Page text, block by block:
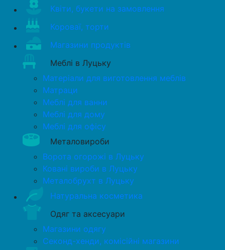
Квіти, букети на замовлення
Короваї, торти
Магазини продуктів
Меблі в Луцьку
Матеріали для виготовлення меблів
Матраци
Меблі для ванни
Меблі для дому
Меблі для офісу
Металовироби
Ворота огорожі в Луцьку
Ковані вироби в Луцьку
Металобрухт в Луцьку
Натуральна косметика
Одяг та аксесуари
Магазини одягу
Секонд-хенди, комісійні магазини